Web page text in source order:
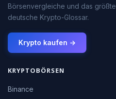
Börsenvergleiche und das größte
deutsche Krypto-Glossar.
Krypto kaufen →
KRYPTOBÖRSEN
Binance